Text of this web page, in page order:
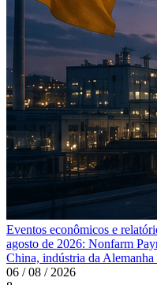
Eventos econômicos e
agosto de 2026: Nonfarm
China, indústria da
06 / 08 / 2026